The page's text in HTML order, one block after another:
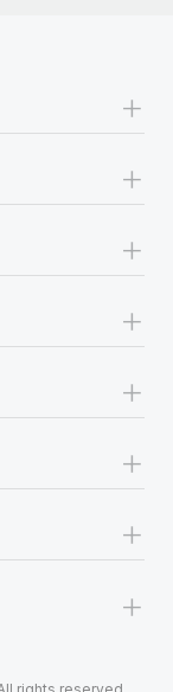
+
+
+
+
+
+
+
+